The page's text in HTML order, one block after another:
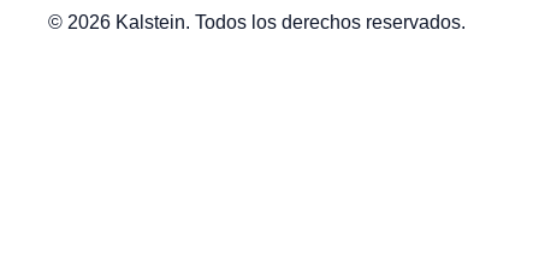
© 2026 Kalstein. Todos los derechos reservados.